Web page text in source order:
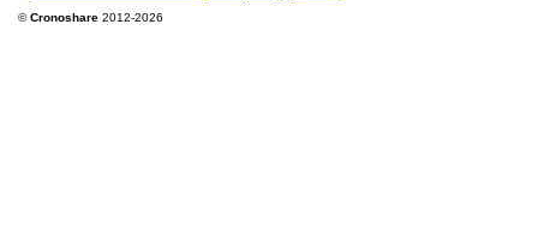
©Cronoshare 2012-2026